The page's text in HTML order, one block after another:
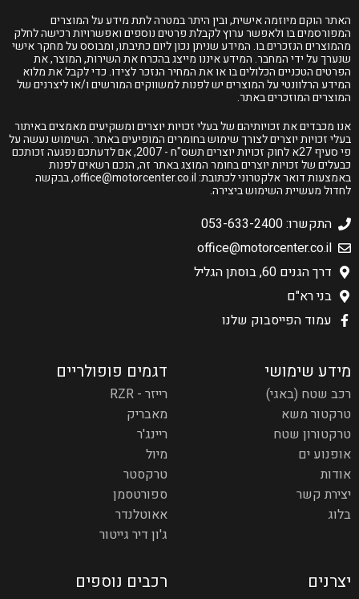
האתר הוקם מיוזמה אישית, ובין היתר במטרה לתת מידע על המוצרים
המפורסמים בו ולאפשר ערוץ לקבלת פרטים נוספים ואפשרויות רכישה לחלק
מהמוצרים הנזכרים בו. המידע שניתן נכון ליום כתיבתו, ומבוסס על מחקר אישי
שנערך על ידי המחבר. המידע איננו מייצג בהכרח את השירות, המוצר, את
הפרטים הטכניים הכלולים בו או את המחיר הנזכר לצידו. כדי לקבל את מלוא
המידע הרלוונטי על המוצרים יש לפנות למשווקים המורשים ו/או ליצרנים של
המוצרים המוזכרים באתר.
אנו מכבדים את זכויותיהם של בעלי זכויות יוצרים ומשקיעים מאמצים באיתור
בעלי זכויות יוצרים לצורך שימוש בחומרים המופיעים באתר. השימוש נעשה על
פי סעיף 27א לחוק זכויות יוצרים תשס"ח - 2007, אם לדעתכם נפגעה זכותכם
כבעלים של זכויות יוצרים בחומר המוצג באתר זה, הנכם רשאים לפנות
באמצעות דואר אלקטרוני לכתובת:office@motorcenter.co.il, בבקשה
לחדול מעשיית השימוש ביצירה.
התקשרו: 053-633-2400
office@motorcenter.co.il
דרך הגנים 60, בוסתן הגליל
בני רא"ם
עמוד הפייסבוק שלנו
מידע שימושי
רכב שטח (באגי)
טרקטור משא
טרקטורון שטח
אופנוע ים
אודות
יצירת קשר
בלוג
דגמים פופולריים
רייזר - RZR
מאבריק
ריינג'ר
מיול
טרקסטר
ספורטסמן
אאוטלנדר
ג'ון דיר גייטור
יצרנים רכבים נוספים